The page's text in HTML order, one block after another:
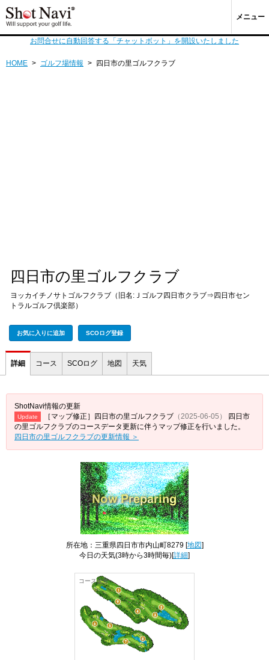
メニュー
お問合せに自動回答する「チャットボット」を開設いたしました
HOME > ゴルフ場情報 > 四日市の里ゴルフクラブ
四日市の里ゴルフクラブ
ヨッカイチノサトゴルフクラブ（旧名:Ｊゴルフ四日市クラブ⇒四日市セン
トラルゴルフ倶楽部）
お気に入りに追加 SCOログ登録
詳細 コース SCOログ 地図 天気
ShotNavi情報の更新
Update ［マップ修正］四日市の里ゴルフクラブ （2025-06-05）
四日市
の里ゴルフクラブのコースデータ更新に伴うマップ修正を行いました。
四日市の里ゴルフクラブの更新情報 ＞
所在地：三重県四日市市内山町8279 [地図]
今日の天気(3時から3時間毎)[詳細]
コース全景